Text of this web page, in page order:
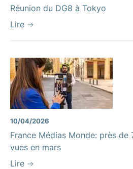
Réunion du DG8 à Tokyo
Lire
10/04/2026
France Médias Monde: près
vues en mars
Lire